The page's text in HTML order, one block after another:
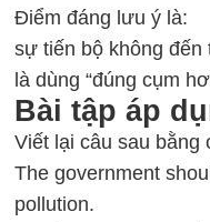
Điểm đáng lưu ý là:
sự tiến bộ không đến
là dùng “đúng cụm
Bài tập áp
Viết lại câu sau bằng
The government
pollution.